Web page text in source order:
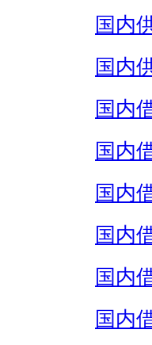
国内
国内
国内
国内
国内
国内
国内
国内